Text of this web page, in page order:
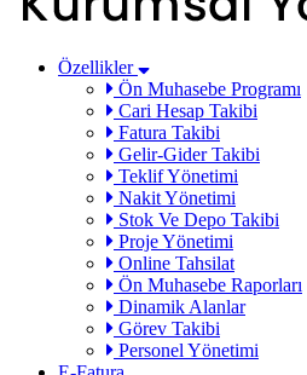
Özellikler
Ön Muhasebe Programı
Cari Hesap Takibi
Fatura Takibi
Gelir-Gider Takibi
Teklif Yönetimi
Nakit Yönetimi
Stok Ve Depo Takibi
Proje Yönetimi
Online Tahsilat
Ön Muhasebe Raporları
Dinamik Alanlar
Görev Takibi
Personel Yönetimi